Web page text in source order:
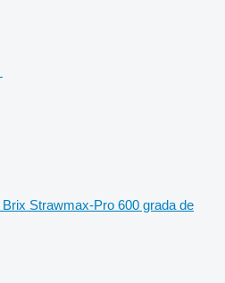
Brix Strawmax-Pro 600 grada de